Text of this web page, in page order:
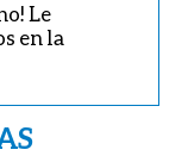
Le
en la